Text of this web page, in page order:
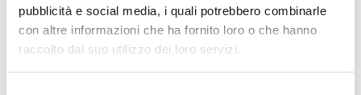
pubblicità e social media, i quali potrebbero combinarle
con altre informazioni che ha fornito loro o che hanno
raccolto dal suo utilizzo dei loro servizi.
BELLAGIO | SHOWER GEL